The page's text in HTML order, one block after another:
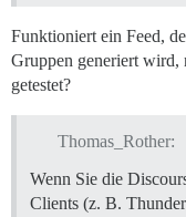
Funktioniert ein Feed,
Gruppen generiert wird,
getestet?
Thomas_Rother:
Wenn Sie die
Clients (z. B.